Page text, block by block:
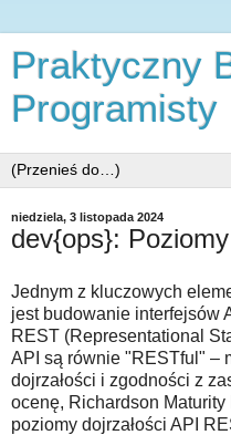
Praktyczny
Programisty
niedziela, 3 listopada 2024
dev{ops}:
Jednym z kluczowych
jest budowanie interfejsów
REST (Representational
API są równie "RESTful" –
dojrzałości i zgodności z
ocenę, Richardson
poziomy dojrzałości API